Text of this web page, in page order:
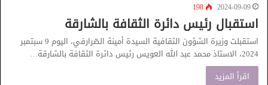
2024-09-09
198
استقبال رئيس دائرة الثقافة بالشارقة
استقبلت وزيرة الشؤون الثقافية السيدة أمينة الصّرارفي، اليوم 9 سبتمبر
2024، الاستاذ محمد عبد الله العويس رئيس دائرة الثقافة بالشارقة…
اقرأ المزيد